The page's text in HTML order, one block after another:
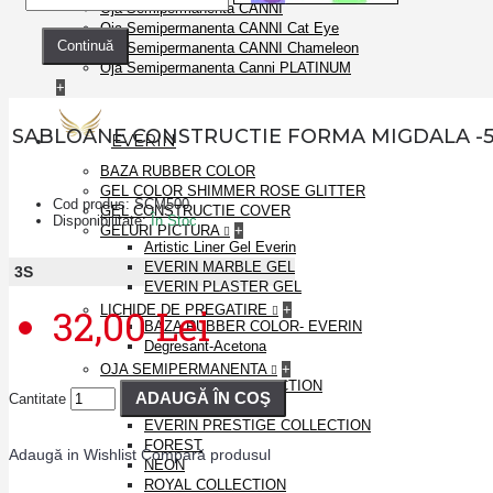
Oja Semipermanenta CANNI
Oja Semipermanenta CANNI Cat Eye
Oja Semipermanenta CANNI Chameleon
Oja Semipermanenta Canni PLATINUM
+
EVERIN
BAZA RUBBER COLOR
GEL COLOR SHIMMER ROSE GLITTER
GEL CONSTRUCTIE COVER
GELURI PICTURA
+
Artistic Liner Gel Everin
EVERIN MARBLE GEL
EVERIN PLASTER GEL
LICHIDE DE PREGATIRE
+
BAZA RUBBER COLOR- EVERIN
Degresant-Acetona
OJA SEMIPERMANENTA
+
BRILLIANCE COLLECTION
DISCO
EVERIN PRESTIGE COLLECTION
FOREST
NEON
ROYAL COLLECTION
Continuă
SABLOANE CONSTRUCTIE FORMA MIGDALA -
Cod produs:SCM500
Disponibilitate:În Stoc
3S
32,00 Lei
Cantitate ADAUGĂ ÎN COŞ
Adaugă in Wishlist Compară produsul